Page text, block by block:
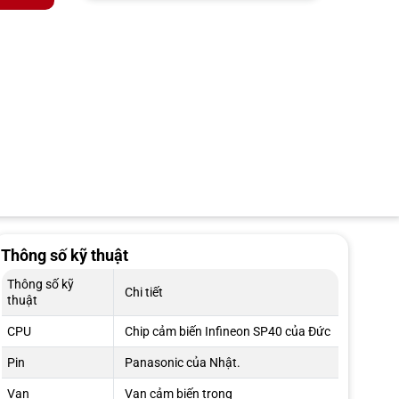
Thông số kỹ thuật
Thông số kỹ
thuật
Chi tiết
CPU Chip cảm biến Infineon SP40 của Đức
Pin Panasonic của Nhật.
Van Van cảm biến trong